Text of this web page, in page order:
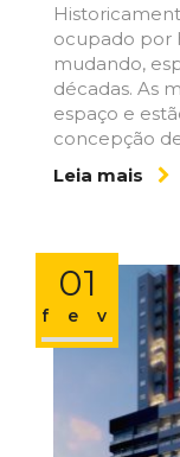
ocupado por
mudando,
décadas. As
espaço e
concepção
Leia mais
01
fev